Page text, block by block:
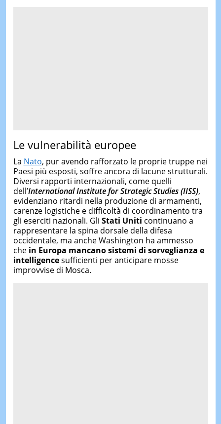
Le vulnerabilità europee
La Nato, pur avendo rafforzato le proprie truppe nei
Paesi più esposti, soffre ancora di lacune strutturali.
Diversi rapporti internazionali, come quelli
dell’International Institute for Strategic Studies (IISS),
evidenziano ritardi nella produzione di armamenti,
carenze logistiche e difficoltà di coordinamento tra
gli eserciti nazionali. Gli Stati Uniti continuano a
rappresentare la spina dorsale della difesa
occidentale, ma anche Washington ha ammesso
che in Europa mancano sistemi di sorveglianza e
intelligencesufficienti per anticipare mosse
improvvise di Mosca.